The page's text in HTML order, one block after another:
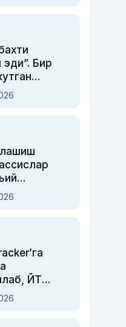
эди”. Бир
ҳаёти
ЙТҲ
суд